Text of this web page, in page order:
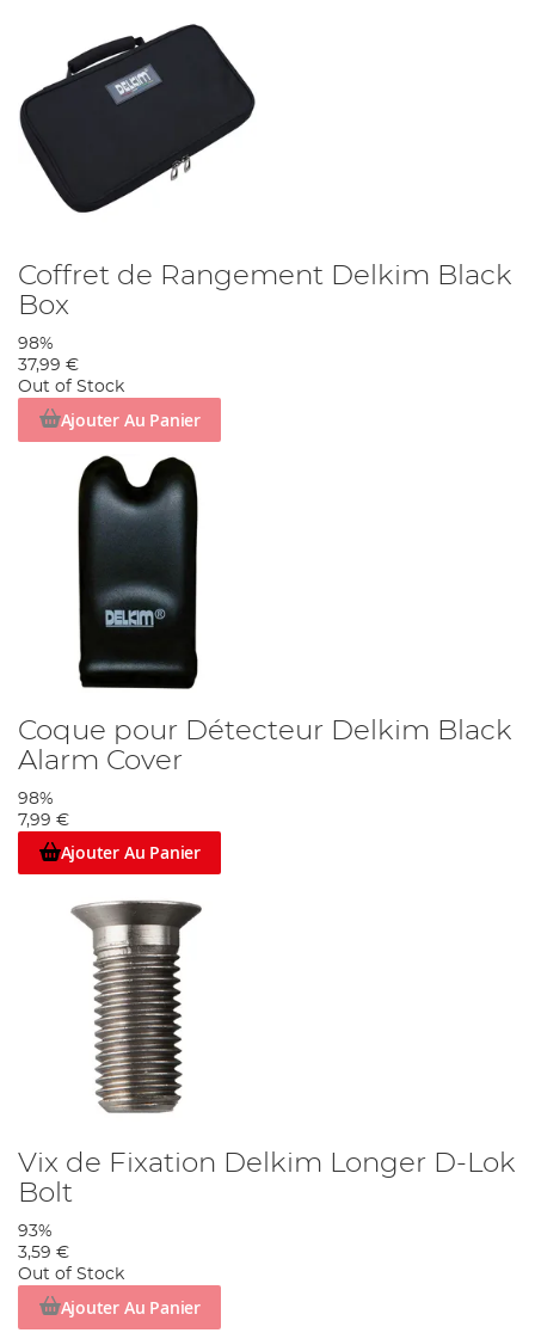
Coffret de Rangement Delkim Black
Box
98%
37,99 €
Out of Stock
Ajouter Au Panier
Coque pour Détecteur Delkim Black
Alarm Cover
98%
7,99 €
Ajouter Au Panier
Vix de Fixation Delkim Longer D-Lok
Bolt
93%
3,59 €
Out of Stock
Ajouter Au Panier